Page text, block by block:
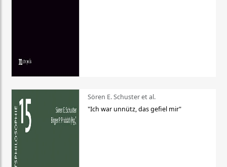
Sören E. Schuster et al.
"Ich war unnütz, das gefiel mir"